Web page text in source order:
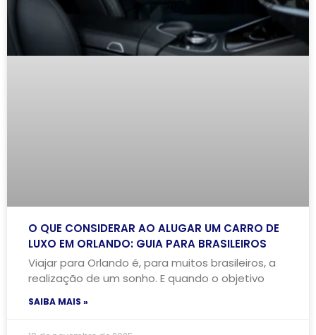
O QUE CONSIDERAR AO ALUGAR UM CARRO DE
LUXO EM ORLANDO: GUIA PARA BRASILEIROS
Viajar para Orlando é, para muitos brasileiros, a
realização de um sonho. E quando o objetivo
SAIBA MAIS »